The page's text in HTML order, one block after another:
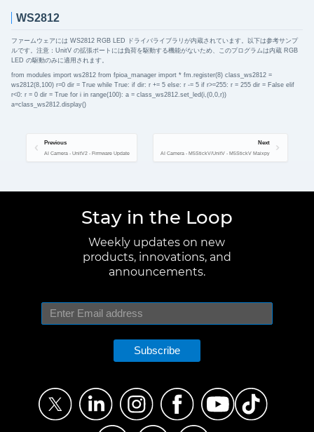
WS2812
ファームウェアには WS2812 RGB LED ドライバライブラリが内蔵されています。以下は参考サンプ
ルです。注意：UnitV の拡張ポートには負荷を駆動する機能がないため、このプログラムは内蔵 RGB
LED の駆動のみに適用されます。
from modules import ws2812 from fpioa_manager import * fm.register(8) class_ws2812 =
ws2812(8,100) r=0 dir = True while True: if dir: r += 5 else: r -= 5 if r>=255: r = 255 dir = False elif
r<0: r = 0 dir = True for i in range(100): a = class_ws2812.set_led(i,(0,0,r))
a=class_ws2812.display()
Previous
AI Camera - UnitV2 - Firmware Update
Next
AI Camera - M5StickV/UnitV - M5StickV Maixpy
Stay in the Loop
Weekly updates on new
products, innovations, and
announcements.
Subscribe